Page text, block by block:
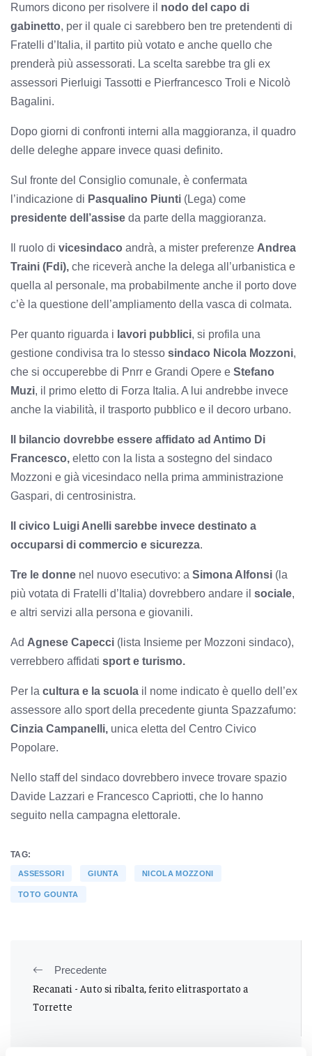
Rumors dicono per risolvere il nodo del capo di
gabinetto, per il quale ci sarebbero ben tre pretendenti di
Fratelli d’Italia, il partito più votato e anche quello che
prenderà più assessorati. La scelta sarebbe tra gli ex
assessori Pierluigi Tassotti e Pierfrancesco Troli e Nicolò
Bagalini.
Dopo giorni di confronti interni alla maggioranza, il quadro
delle deleghe appare invece quasi definito.
Sul fronte del Consiglio comunale, è confermata
l’indicazione di Pasqualino Piunti (Lega) come
presidente dell’assise da parte della maggioranza.
Il ruolo di vicesindaco andrà, a mister preferenze Andrea
Traini (Fdi), che riceverà anche la delega all’urbanistica e
quella al personale, ma probabilmente anche il porto dove
c’è la questione dell’ampliamento della vasca di colmata.
Per quanto riguarda i lavori pubblici, si profila una
gestione condivisa tra lo stesso sindaco Nicola Mozzoni,
che si occuperebbe di Pnrr e Grandi Opere e Stefano
Muzi, il primo eletto di Forza Italia. A lui andrebbe invece
anche la viabilità, il trasporto pubblico e il decoro urbano.
Il bilancio dovrebbe essere affidato ad Antimo Di
Francesco, eletto con la lista a sostegno del sindaco
Mozzoni e già vicesindaco nella prima amministrazione
Gaspari, di centrosinistra.
Il civico Luigi Anelli sarebbe invece destinato a
occuparsi di commercio e sicurezza.
Tre le donne nel nuovo esecutivo: a Simona Alfonsi (la
più votata di Fratelli d’Italia) dovrebbero andare il sociale,
e altri servizi alla persona e giovanili.
Ad Agnese Capecci (lista Insieme per Mozzoni sindaco),
verrebbero affidati sport e turismo.
Per la cultura e la scuola il nome indicato è quello dell’ex
assessore allo sport della precedente giunta Spazzafumo:
Cinzia Campanelli, unica eletta del Centro Civico
Popolare.
Nello staff del sindaco dovrebbero invece trovare spazio
Davide Lazzari e Francesco Capriotti, che lo hanno
seguito nella campagna elettorale.
TAG:
ASSESSORI GIUNTA NICOLA MOZZONI
TOTO GOUNTA
Precedente
Recanati - Auto si ribalta, ferito elitrasportato a
Torrette